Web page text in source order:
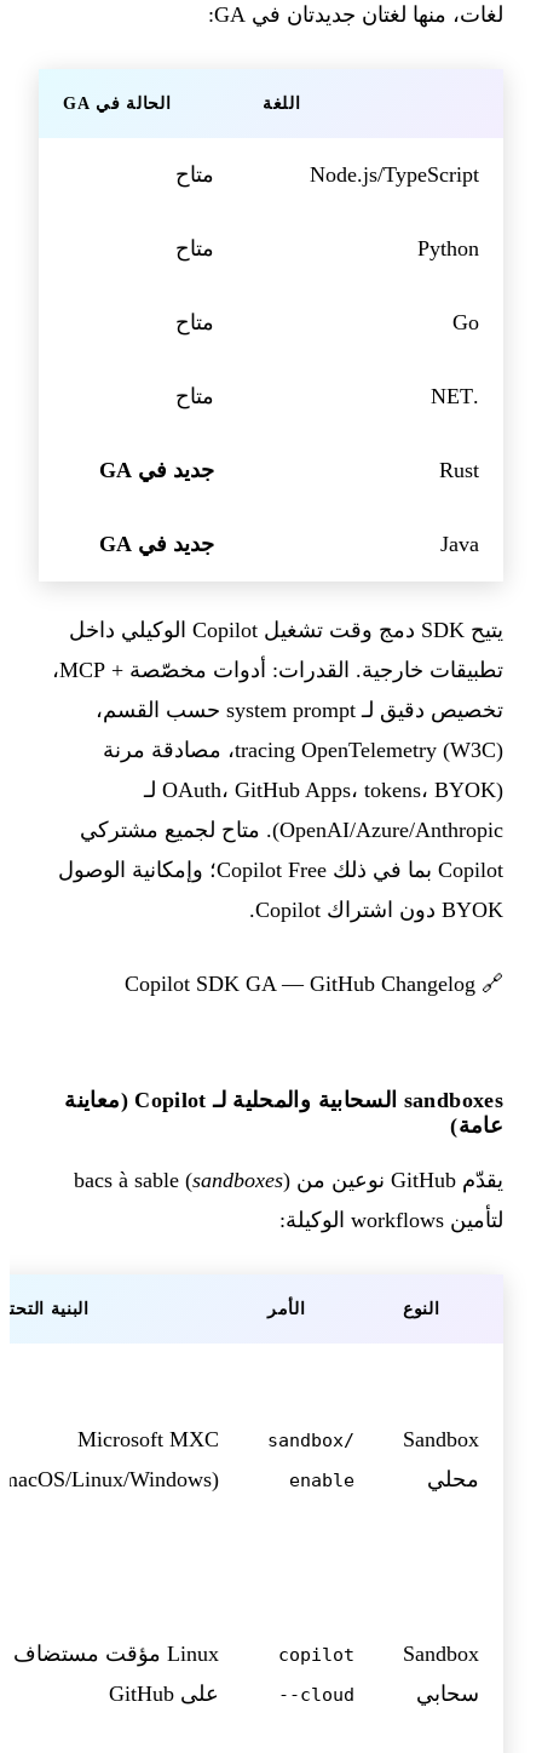
لغات، منها لغتان جديدتان في GA:
اللغة الحالة في GA
Node.js/TypeScript متاح
Python متاح
Go متاح
.NET متاح
Rust جديد في GA
Java جديد في GA
يتيح SDK دمج وقت تشغيل Copilot الوكيلي داخل
تطبيقات خارجية. القدرات: أدوات مخصّصة + MCP،
تخصيص دقيق لـ system prompt حسب القسم،
tracing OpenTelemetry (W3C)، مصادقة مرنة
(OAuth، GitHub Apps، tokens، BYOK لـ
OpenAI/Azure/Anthropic). متاح لجميع مشتركي
Copilot بما في ذلك Copilot Free؛ وإمكانية الوصول
BYOK دون اشتراك Copilot.
🔗
Copilot SDK GA — GitHub Changelog
sandboxes السحابية والمحلية لـ Copilot (معاينة
عامة)
يقدّم GitHub نوعين من bacs à sable ( sandboxes)
لتأمين workflows الوكيلة:
النوع الأمر البنية
Sandbox
محلي
/sandbox
enable
Microsoft MXC
Linux/Windows)
Sandbox
سحابي
copilot
--cloud
Linux مؤقت مستضاف
على GitHub